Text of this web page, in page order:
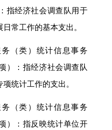
指经济社会调查队用于
常工作的基本支出。
务（类）统计信息事务
）：指经济社会调查队
统计工作的支出。
务（类）统计信息事务
）：指反映统计单位开